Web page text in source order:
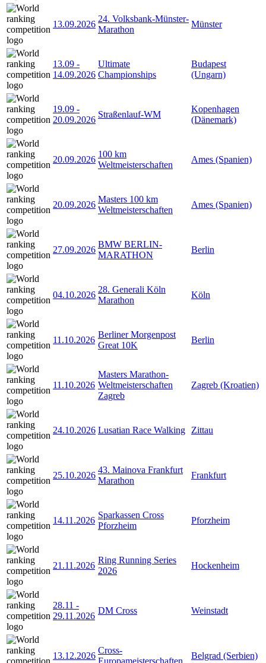
13.09.2026
24. Volksbank-Münster-
Marathon
Münster
13.09 -
14.09.2026
Ultimate
Championships
Budapest
(Ungarn)
19.09 -
20.09.2026
Straßenlauf-WM
Kopenhagen
(Dänemark)
20.09.2026
100 km
Weltmeisterschaften
Ames (Spanien)
20.09.2026
Masters 100 km
Weltmeisterschaften
Ames (Spanien)
27.09.2026
BMW BERLIN-
MARATHON
Berlin
04.10.2026
28. Generali Köln
Marathon
Köln
11.10.2026
Berliner Morgenpost
Great 10K
Berlin
11.10.2026
Masters Marathon-
Weltmeisterschaften
Zagreb
Zagreb (Kroatien)
24.10.2026 Lusatian Race Walking Zittau
25.10.2026
43. Mainova Frankfurt
Marathon
Frankfurt
14.11.2026
Sparkassen Cross
Pforzheim
Pforzheim
21.11.2026
Ring Running Series
2026
Hockenheim
28.11 -
29.11.2026
DM Cross Weinstadt
13.12.2026
Cross-
Europameisterschaften
Belgrad (Serbien)